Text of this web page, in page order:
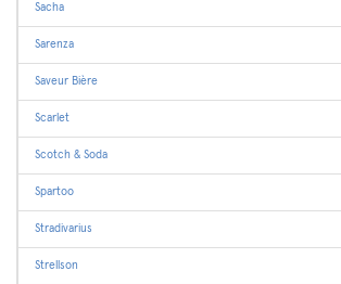
Sacha
Sarenza
Saveur Bière
Scarlet
Scotch & Soda
Spartoo
Stradivarius
Strellson